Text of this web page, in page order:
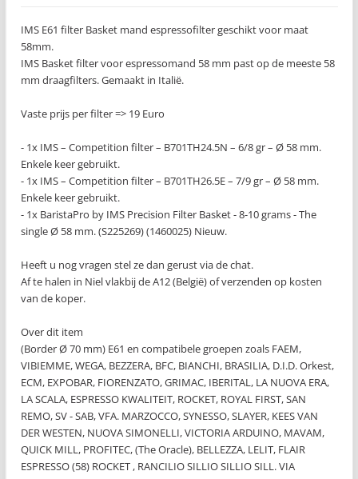
IMS E61 filter Basket mand espressofilter geschikt voor maat
58mm.
IMS Basket filter voor espressomand 58 mm past op de meeste 58
mm draagfilters. Gemaakt in Italië.
Vaste prijs per filter => 19 Euro
- 1x IMS – Competition filter – B701TH24.5N – 6/8 gr – Ø 58 mm.
Enkele keer gebruikt.
- 1x IMS – Competition filter – B701TH26.5E – 7/9 gr – Ø 58 mm.
Enkele keer gebruikt.
- 1x BaristaPro by IMS Precision Filter Basket - 8-10 grams - The
single Ø 58 mm. (S225269) (1460025) Nieuw.
Heeft u nog vragen stel ze dan gerust via de chat.
Af te halen in Niel vlakbij de A12 (België) of verzenden op kosten
van de koper.
Over dit item
(Border Ø 70 mm) E61 en compatibele groepen zoals FAEM,
VIBIEMME, WEGA, BEZZERA, BFC, BIANCHI, BRASILIA, D.I.D. Orkest,
ECM, EXPOBAR, FIORENZATO, GRIMAC, IBERITAL, LA NUOVA ERA,
LA SCALA, ESPRESSO KWALITEIT, ROCKET, ROYAL FIRST, SAN
REMO, SV - SAB, VFA. MARZOCCO, SYNESSO, SLAYER, KEES VAN
DER WESTEN, NUOVA SIMONELLI, VICTORIA ARDUINO, MAVAM,
QUICK MILL, PROFITEC, (The Oracle), BELLEZZA, LELIT, FLAIR
ESPRESSO (58) ROCKET , RANCILIO SILLIO SILLIO SILL. VIA